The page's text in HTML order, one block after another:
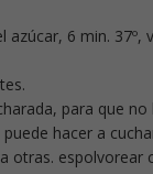
6 min.
para que no
hacer a
otras. espolvorear